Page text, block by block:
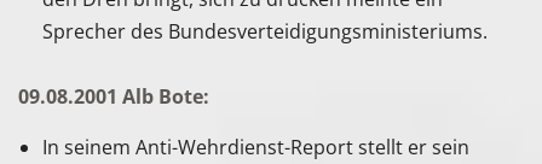
Sprecher des Bundesverteidigungsministeriums.
09.08.2001 Alb Bote:
In seinem Anti-Wehrdienst-Report stellt er sein